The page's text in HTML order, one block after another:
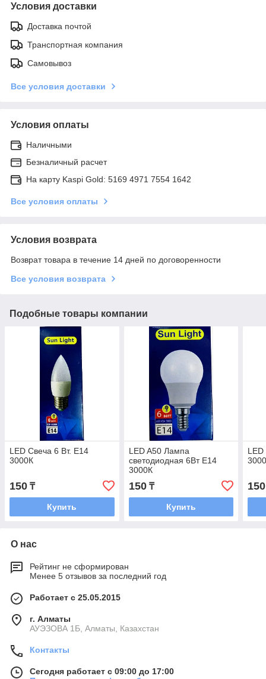
Условия доставки
Доставка почтой
Транспортная компания
Самовывоз
Все условия доставки
Условия оплаты
Наличными
Безналичный расчет
На карту Kaspi Gold: 5169 4971 7554 1642
Все условия оплаты
Условия возврата
Возврат товара в течение 14 дней по договоренности
Все условия возврата
Подобные товары компании
LED Свеча 6 Вт. Е14
3000К
150 ₸
Купить
LED A50 Лампа
светодиодная 6Вт Е14
3000К
150₸
Купить
150
О нас
Рейтинг не сформирован
Менее 5 отзывов за последний год
Работает с 25.05.2015
г. Алматы
АУЭЗОВА 1Б, Алматы, Казахстан
Контакты
Сегодня работает с 09:00 до 17:00